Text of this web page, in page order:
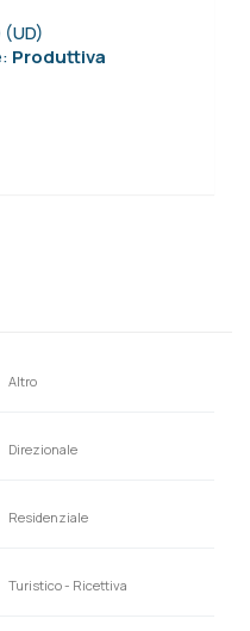
(UD)
Produttiva
Altro
Direzionale
Residenziale
Turistico - Ricettiva